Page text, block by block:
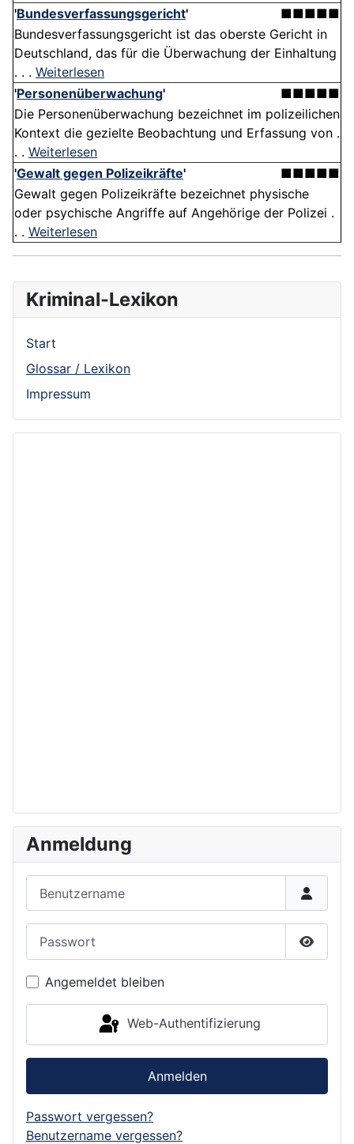
'Bundesverfassungsgericht'
■■■■■
Bundesverfassungsgericht ist das oberste Gericht in
Deutschland, das für die Überwachung der Einhaltung
. . . Weiterlesen
'Personenüberwachung'
■■■■■
Die Personenüberwachung bezeichnet im polizeilichen
Kontext die gezielte Beobachtung und Erfassung von .
. . Weiterlesen
'Gewalt gegen Polizeikräfte'
■■■■■
Gewalt gegen Polizeikräfte bezeichnet physische
oder psychische Angriffe auf Angehörige der Polizei .
. . Weiterlesen
Kriminal-Lexikon
Start
Glossar / Lexikon
Impressum
Anmeldung
Angemeldet bleiben
Web-Authentifizierung
Anmelden
Passwort vergessen?
Benutzername vergessen?